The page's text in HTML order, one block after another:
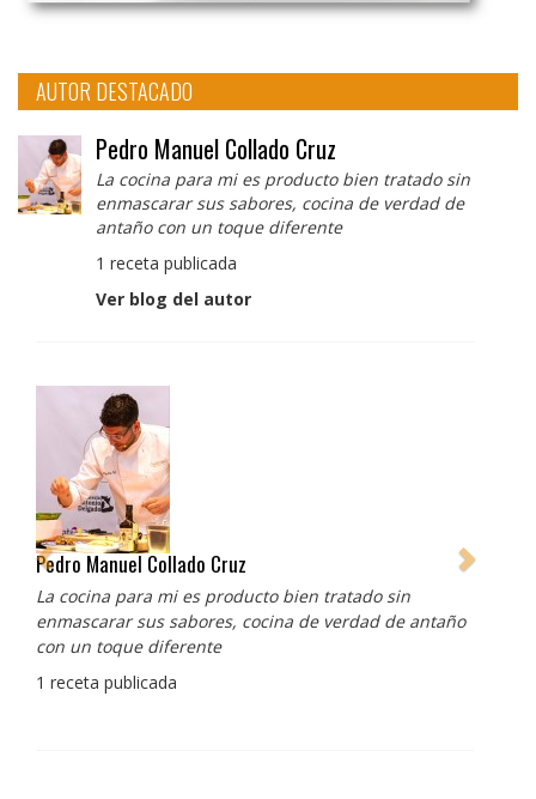
AUTOR DESTACADO
Pedro Manuel Collado Cruz
La cocina para mi es producto bien tratado sin
enmascarar sus sabores, cocina de verdad de
antaño con un toque diferente
1 receta publicada
Ver blog del autor
Pedro Manuel Collado Cruz
La cocina para mi es producto bien tratado sin
enmascarar sus sabores, cocina de verdad de antaño
con un toque diferente
1 receta publicada